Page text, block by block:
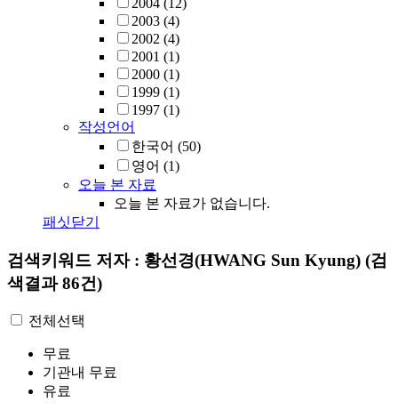
2004 (12)
2003 (4)
2002 (4)
2001 (1)
2000 (1)
1999 (1)
1997 (1)
작성언어
한국어 (50)
영어 (1)
오늘 본 자료
오늘 본 자료가 없습니다.
패싯닫기
검색키워드 저자 : 황선경(HWANG Sun Kyung) (검
색결과 86건)
전체선택
무료
기관내 무료
유료